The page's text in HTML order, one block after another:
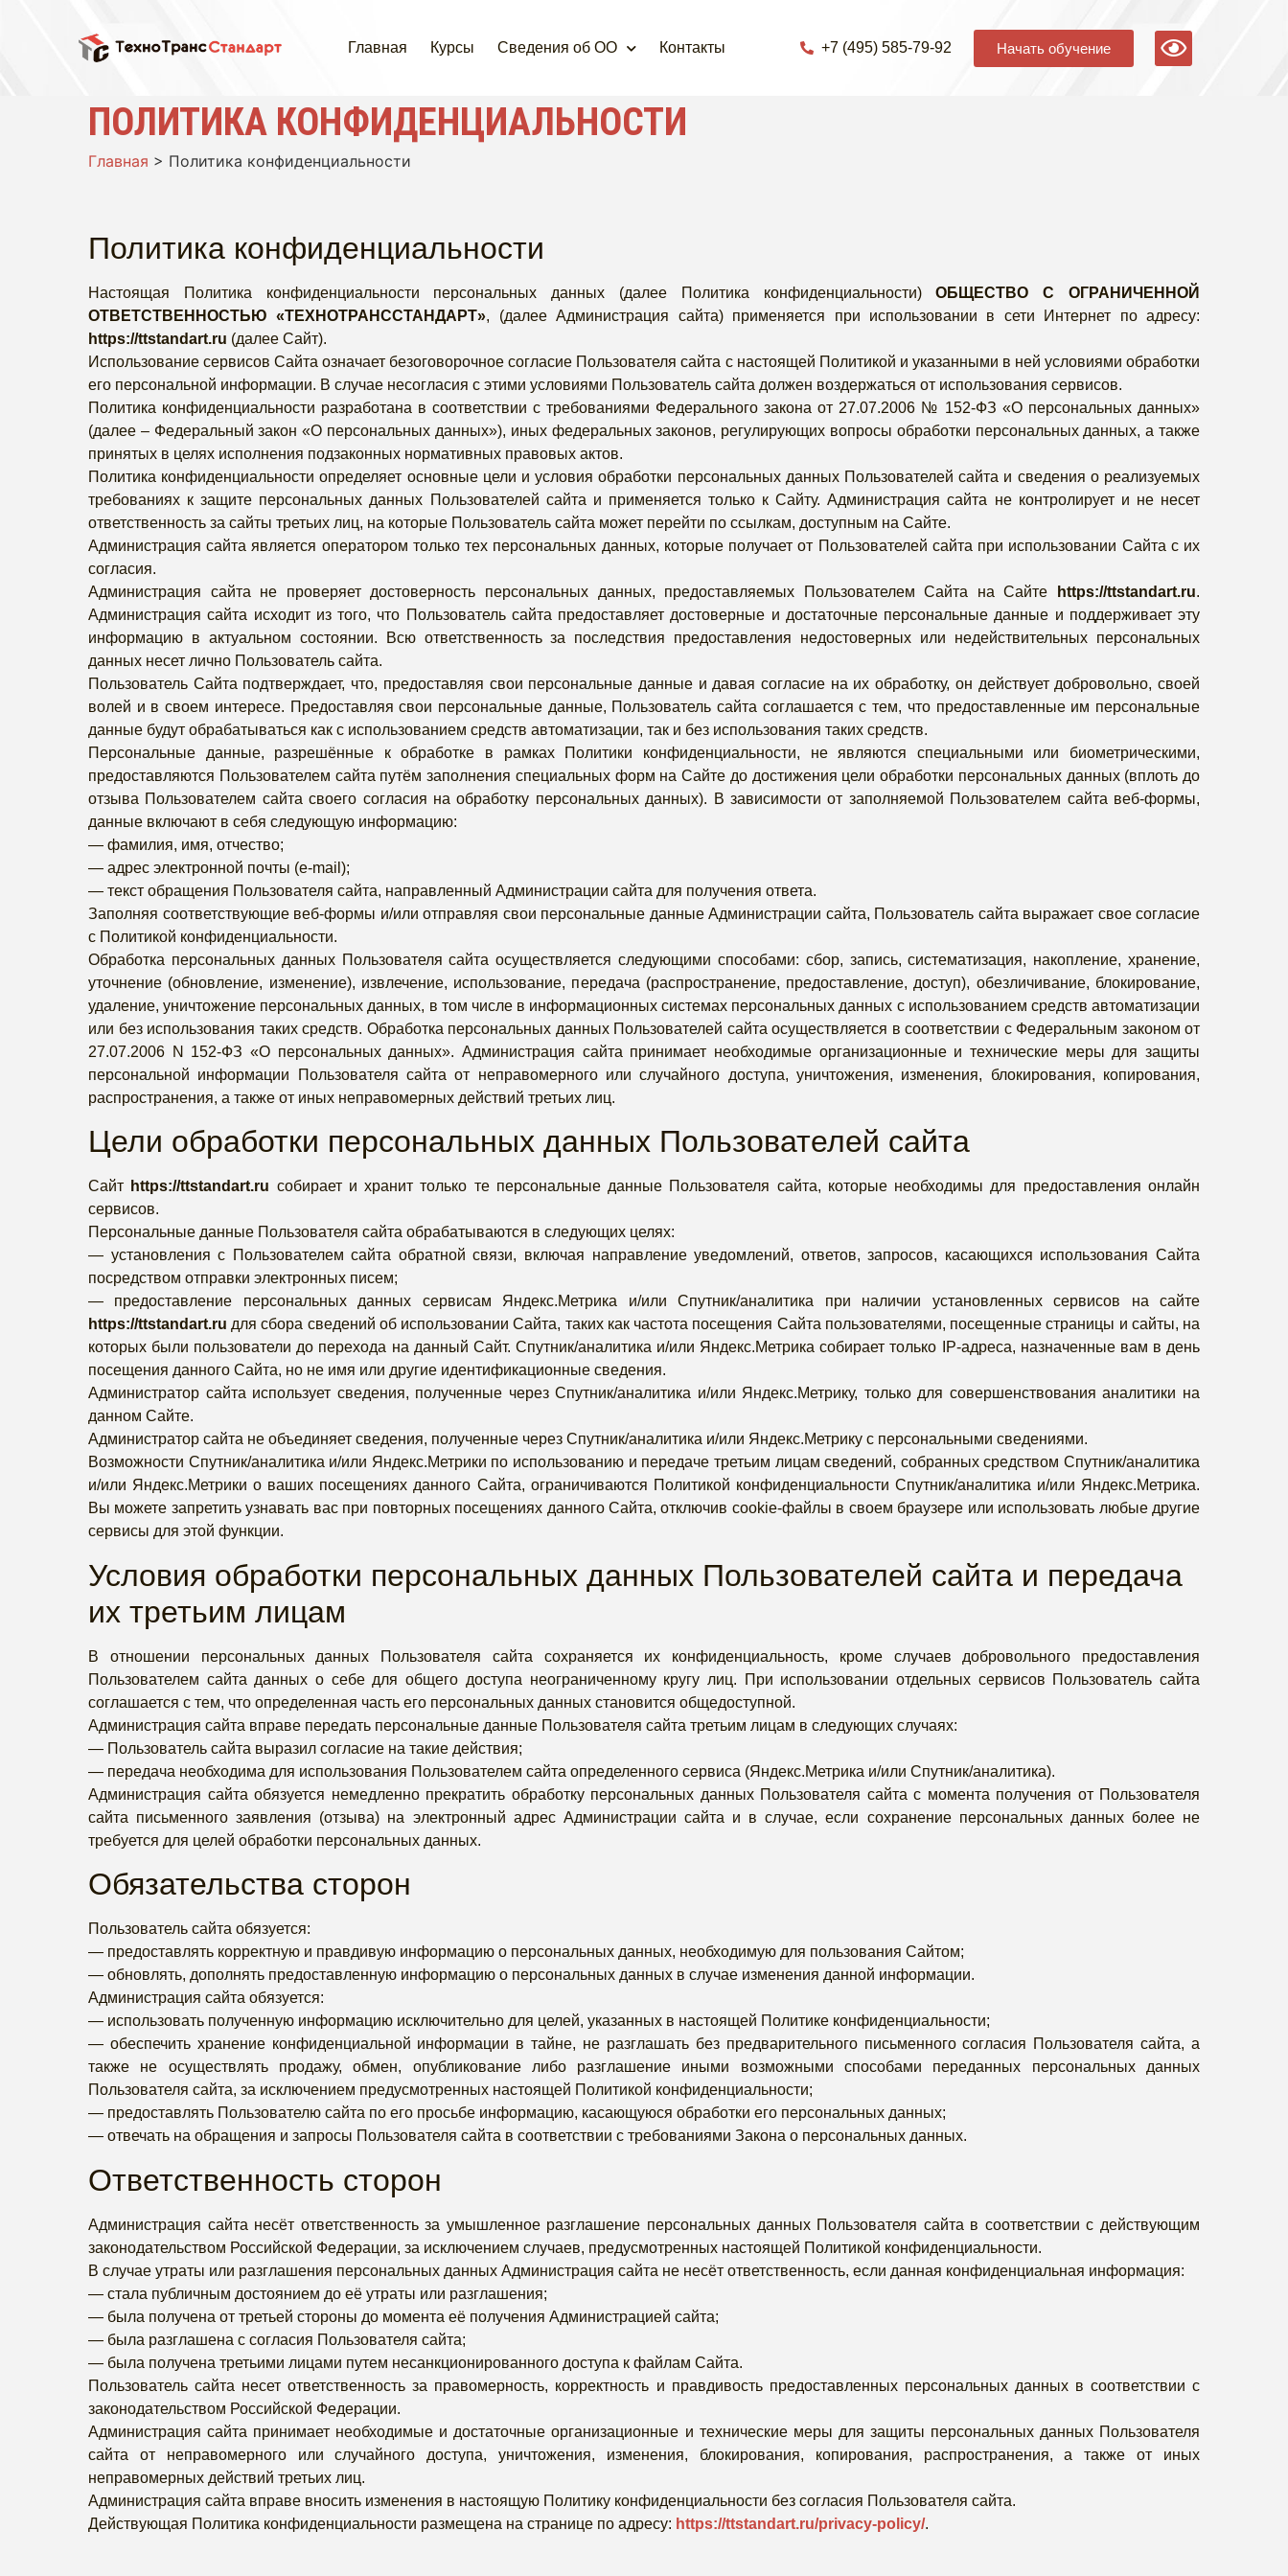
Главная Курсы Сведения об ОО Контакты +7 (495) 585-79-92 Начать обучение
ПОЛИТИКА КОНФИДЕНЦИАЛЬНОСТИ
Главная > Политика конфиденциальности
Политика конфиденциальности
Настоящая Политика конфиденциальности персональных данных (далее Политика конфиденциальности)ОБЩЕСТВО С ОГРАНИЧЕННОЙ
ОТВЕТСТВЕННОСТЬЮ «ТЕХНОТРАНССТАНДАРТ», (далее Администрация сайта) применяется при использовании в сети Интернет по адресу:
https://ttstandart.ru (далее Сайт).
Использование сервисов Сайта означает безоговорочное согласие Пользователя сайта с настоящей Политикой и указанными в ней условиями обработки
его персональной информации. В случае несогласия с этими условиями Пользователь сайта должен воздержаться от использования сервисов.
Политика конфиденциальности разработана в соответствии с требованиями Федерального закона от 27.07.2006 № 152-ФЗ «О персональных данных»
(далее – Федеральный закон «О персональных данных»), иных федеральных законов, регулирующих вопросы обработки персональных данных, а также
принятых в целях исполнения подзаконных нормативных правовых актов.
Политика конфиденциальности определяет основные цели и условия обработки персональных данных Пользователей сайта и сведения о реализуемых
требованиях к защите персональных данных Пользователей сайта и применяется только к Сайту. Администрация сайта не контролирует и не несет
ответственность за сайты третьих лиц, на которые Пользователь сайта может перейти по ссылкам, доступным на Сайте.
Администрация сайта является оператором только тех персональных данных, которые получает от Пользователей сайта при использовании Сайта с их
согласия.
Администрация сайта не проверяет достоверность персональных данных, предоставляемых Пользователем Сайта на Сайте
https://ttstandart.ru.
Администрация сайта исходит из того, что Пользователь сайта предоставляет достоверные и достаточные персональные данные и поддерживает эту
информацию в актуальном состоянии. Всю ответственность за последствия предоставления недостоверных или недействительных персональных
данных несет лично Пользователь сайта.
Пользователь Сайта подтверждает, что, предоставляя свои персональные данные и давая согласие на их обработку, он действует добровольно, своей
волей и в своем интересе. Предоставляя свои персональные данные, Пользователь сайта соглашается с тем, что предоставленные им персональные
данные будут обрабатываться как с использованием средств автоматизации, так и без использования таких средств.
Персональные данные, разрешённые к обработке в рамках Политики конфиденциальности, не являются специальными или биометрическими,
предоставляются Пользователем сайта путём заполнения специальных форм на Сайте до достижения цели обработки персональных данных (вплоть до
отзыва Пользователем сайта своего согласия на обработку персональных данных). В зависимости от заполняемой Пользователем сайта веб-формы,
данные включают в себя следующую информацию:
— фамилия, имя, отчество;
— адрес электронной почты (e-mail);
— текст обращения Пользователя сайта, направленный Администрации сайта для получения ответа.
Заполняя соответствующие веб-формы и/или отправляя свои персональные данные Администрации сайта, Пользователь сайта выражает свое согласие
с Политикой конфиденциальности.
Обработка персональных данных Пользователя сайта осуществляется следующими способами: сбор, запись, систематизация, накопление, хранение,
уточнение (обновление, изменение), извлечение, использование, передача (распространение, предоставление, доступ), обезличивание, блокирование,
удаление, уничтожение персональных данных, в том числе в информационных системах персональных данных с использованием средств автоматизации
или без использования таких средств. Обработка персональных данных Пользователей сайта осуществляется в соответствии с Федеральным законом от
27.07.2006 N 152-ФЗ «О персональных данных». Администрация сайта принимает необходимые организационные и технические меры для защиты
персональной информации Пользователя сайта от неправомерного или случайного доступа, уничтожения, изменения, блокирования, копирования,
распространения, а также от иных неправомерных действий третьих лиц.
Цели обработки персональных данных Пользователей сайта
Сайт https://ttstandart.ru собирает и хранит только те персональные данные Пользователя сайта, которые необходимы для предоставления онлайн
сервисов.
Персональные данные Пользователя сайта обрабатываются в следующих целях:
— установления с Пользователем сайта обратной связи, включая направление уведомлений, ответов, запросов, касающихся использования Сайта
посредством отправки электронных писем;
— предоставление персональных данных сервисам Яндекс.Метрика и/или Спутник/аналитика при наличии установленных сервисов на сайте
https://ttstandart.ru для сбора сведений об использовании Сайта, таких как частота посещения Сайта пользователями, посещенные страницы и сайты, на
которых были пользователи до перехода на данный Сайт. Спутник/аналитика и/или Яндекс.Метрика собирает только IP-адреса, назначенные вам в день
посещения данного Сайта, но не имя или другие идентификационные сведения.
Администратор сайта использует сведения, полученные через Спутник/аналитика и/или Яндекс.Метрику, только для совершенствования аналитики на
данном Сайте.
Администратор сайта не объединяет сведения, полученные через Спутник/аналитика и/или Яндекс.Метрику с персональными сведениями.
Возможности Спутник/аналитика и/или Яндекс.Метрики по использованию и передаче третьим лицам сведений, собранных средством Спутник/аналитика
и/или Яндекс.Метрики о ваших посещениях данного Сайта, ограничиваются Политикой конфиденциальности Спутник/аналитика и/или Яндекс.Метрика.
Вы можете запретить узнавать вас при повторных посещениях данного Сайта, отключив cookie-файлы в своем браузере или использовать любые другие
сервисы для этой функции.
Условия обработки персональных данных Пользователей сайта и передача
их третьим лицам
В отношении персональных данных Пользователя сайта сохраняется их конфиденциальность, кроме случаев добровольного предоставления
Пользователем сайта данных о себе для общего доступа неограниченному кругу лиц. При использовании отдельных сервисов Пользователь сайта
соглашается с тем, что определенная часть его персональных данных становится общедоступной.
Администрация сайта вправе передать персональные данные Пользователя сайта третьим лицам в следующих случаях:
— Пользователь сайта выразил согласие на такие действия;
— передача необходима для использования Пользователем сайта определенного сервиса (Яндекс.Метрика и/или Спутник/аналитика).
Администрация сайта обязуется немедленно прекратить обработку персональных данных Пользователя сайта с момента получения от Пользователя
сайта письменного заявления (отзыва) на электронный адрес Администрации сайта и в случае, если сохранение персональных данных более не
требуется для целей обработки персональных данных.
Обязательства сторон
Пользователь сайта обязуется:
— предоставлять корректную и правдивую информацию о персональных данных, необходимую для пользования Сайтом;
— обновлять, дополнять предоставленную информацию о персональных данных в случае изменения данной информации.
Администрация сайта обязуется:
— использовать полученную информацию исключительно для целей, указанных в настоящей Политике конфиденциальности;
— обеспечить хранение конфиденциальной информации в тайне, не разглашать без предварительного письменного согласия Пользователя сайта, а
также не осуществлять продажу, обмен, опубликование либо разглашение иными возможными способами переданных персональных данных
Пользователя сайта, за исключением предусмотренных настоящей Политикой конфиденциальности;
— предоставлять Пользователю сайта по его просьбе информацию, касающуюся обработки его персональных данных;
— отвечать на обращения и запросы Пользователя сайта в соответствии с требованиями Закона о персональных данных.
Ответственность сторон
Администрация сайта несёт ответственность за умышленное разглашение персональных данных Пользователя сайта в соответствии с действующим
законодательством Российской Федерации, за исключением случаев, предусмотренных настоящей Политикой конфиденциальности.
В случае утраты или разглашения персональных данных Администрация сайта не несёт ответственность, если данная конфиденциальная информация:
— стала публичным достоянием до её утраты или разглашения;
— была получена от третьей стороны до момента её получения Администрацией сайта;
— была разглашена с согласия Пользователя сайта;
— была получена третьими лицами путем несанкционированного доступа к файлам Сайта.
Пользователь сайта несет ответственность за правомерность, корректность и правдивость предоставленных персональных данных в соответствии с
законодательством Российской Федерации.
Администрация сайта принимает необходимые и достаточные организационные и технические меры для защиты персональных данных Пользователя
сайта от неправомерного или случайного доступа, уничтожения, изменения, блокирования, копирования, распространения, а также от иных
неправомерных действий третьих лиц.
Администрация сайта вправе вносить изменения в настоящую Политику конфиденциальности без согласия Пользователя сайта.
Действующая Политика конфиденциальности размещена на странице по адресу: https://ttstandart.ru/privacy-policy/.